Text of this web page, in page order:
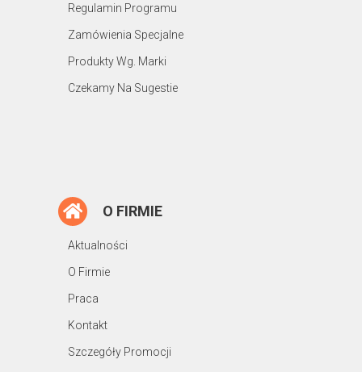
Regulamin Programu
Zamówienia Specjalne
Produkty Wg. Marki
Czekamy Na Sugestie
O FIRMIE
Aktualności
O Firmie
Praca
Kontakt
Szczegóły Promocji